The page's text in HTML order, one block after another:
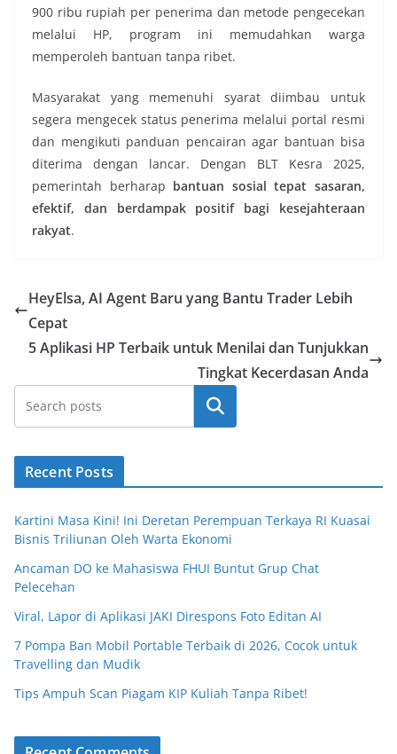
900 ribu rupiah per penerima dan metode pengecekan
melalui HP, program ini memudahkan warga
memperoleh bantuan tanpa ribet.
Masyarakat yang memenuhi syarat diimbau untuk
segera mengecek status penerima melalui portal resmi
dan mengikuti panduan pencairan agar bantuan bisa
diterima dengan lancar. Dengan BLT Kesra 2025,
pemerintah berharap bantuan sosial tepat sasaran,
efektif, dan berdampak positif bagi kesejahteraan
rakyat.
HeyElsa, AI Agent Baru yang Bantu Trader Lebih
Cepat
5 Aplikasi HP Terbaik untuk Menilai dan Tunjukkan
Tingkat Kecerdasan Anda
Cari
Recent Posts
Kartini Masa Kini! Ini Deretan Perempuan Terkaya RI Kuasai
Bisnis Triliunan Oleh Warta Ekonomi
Ancaman DO ke Mahasiswa FHUI Buntut Grup Chat
Pelecehan
Viral, Lapor di Aplikasi JAKI Direspons Foto Editan AI
7 Pompa Ban Mobil Portable Terbaik di 2026, Cocok untuk
Travelling dan Mudik
Tips Ampuh Scan Piagam KIP Kuliah Tanpa Ribet!